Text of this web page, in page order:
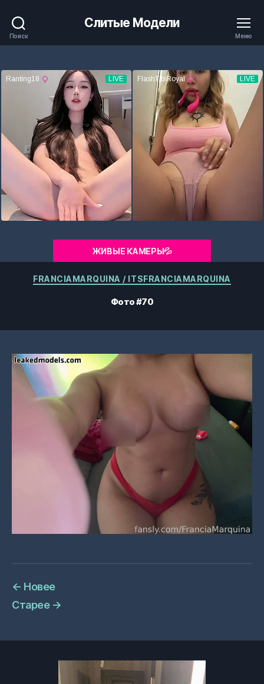
Поиск
Слитые Модели
Меню
ЖИВЫЕ КАМЕРЫ💦
Категории
FRANCIAMARQUINA / ITSFRANCIAMARQUINA
Фото #70
← Новее
Старее →